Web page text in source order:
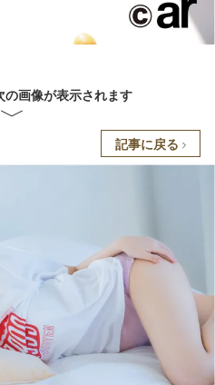
の画像が表示されます
記事に戻る